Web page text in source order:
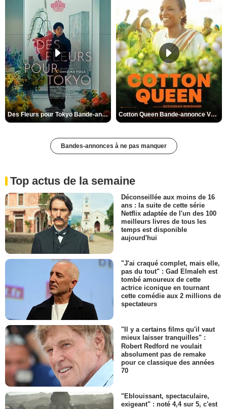
Des Fleurs pour Tokyo Bande-annonce VO STFR Cotton Queen Bande-annonce VO STFR
Bandes-annonces à ne pas manquer
Top actus de la semaine
Déconseillée aux moins de 16
ans : la suite de cette série
Netflix adaptée de l'un des 100
meilleurs livres de tous les
temps est disponible
aujourd'hui
"J'ai craqué complet, mais elle,
pas du tout" : Gad Elmaleh est
tombé amoureux de cette
actrice iconique en tournant
cette comédie aux 2 millions de
spectateurs
"Il y a certains films qu'il vaut
mieux laisser tranquilles" :
Robert Redford ne voulait
absolument pas de remake
pour ce classique des années
70
"Eblouissant, spectaculaire,
exigeant" : noté 4,4 sur 5, c'est